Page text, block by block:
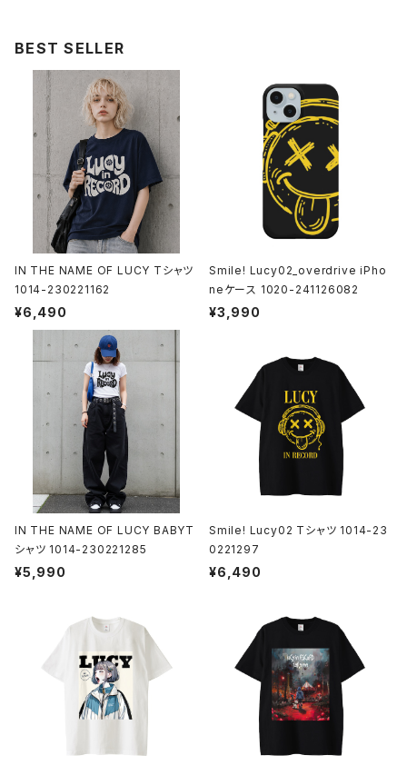
BEST SELLER
IN THE NAME OF LUCY Tシャツ
1014-230221162
¥6,490
Smile! Lucy02_overdrive iPho
neケース 1020-241126082
¥3,990
IN THE NAME OF LUCY BABYT
シャツ 1014-230221285
¥5,990
Smile! Lucy02 Tシャツ 1014-23
0221297
¥6,490